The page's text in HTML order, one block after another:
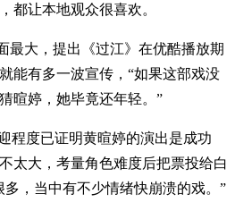
都让本地观众很喜欢。
最大，提出《过江》在优酷播放期
能有多一波宣传，“如果这部戏没
暄婷，她毕竟还年轻。”
程度已证明黄暄婷的演出是成功
太大，考量角色难度后把票投给白
，当中有不少情绪快崩溃的戏。”